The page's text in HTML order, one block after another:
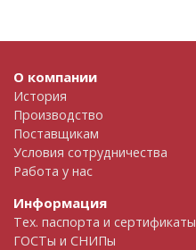
О компании
История
Производство
Поставщикам
Условия сотрудничества
Работа у нас
Информация
Тех. паспорта и сертификаты
ГОСТы и СНИПы